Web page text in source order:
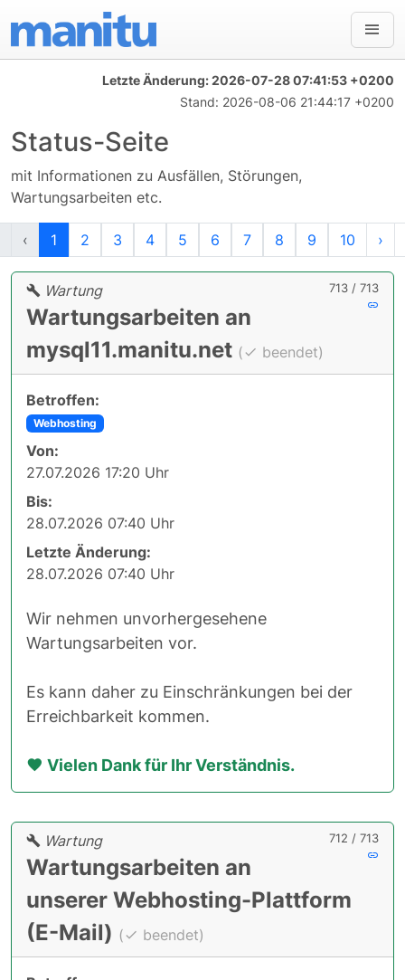
Letzte Änderung:2026-07-28 07:41:53 +0200
Stand: 2026-08-06 21:44:17 +0200
Status-Seite
mit Informationen zu Ausfällen, Störungen,
Wartungsarbeiten etc.
‹Vorherige
1 2 3 4 5 6 7 8 9 10 ›
713 / 713
Wartung
Wartungsarbeiten an
mysql11.manitu.net ( beendet)
Betroffen:
Webhosting
Von:
27.07.2026 17:20 Uhr
Bis:
28.07.2026 07:40 Uhr
Letzte Änderung:
28.07.2026 07:40 Uhr
Wir nehmen unvorhergesehene
Wartungsarbeiten vor.
Es kann daher zu Einschränkungen bei der
Erreichbarkeit kommen.
Vielen Dank für Ihr Verständnis.
712 / 713
Wartung
Wartungsarbeiten an
unserer Webhosting-Plattform
(E-Mail) ( beendet)